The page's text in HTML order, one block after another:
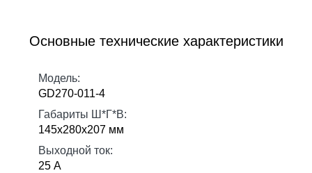
Основные технические характеристики
Модель:
GD270-011-4
Габариты Ш*Г*В:
145х280х207 мм
Выходной ток:
25 А